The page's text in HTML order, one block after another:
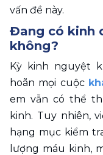
vấn đề này.
Đang có kinh
không?
Kỳ kinh nguyệt
hoãn mọi cuộc
em vẫn có thể
kinh. Tuy nhiên,
hạng mục kiểm
lượng máu kinh,